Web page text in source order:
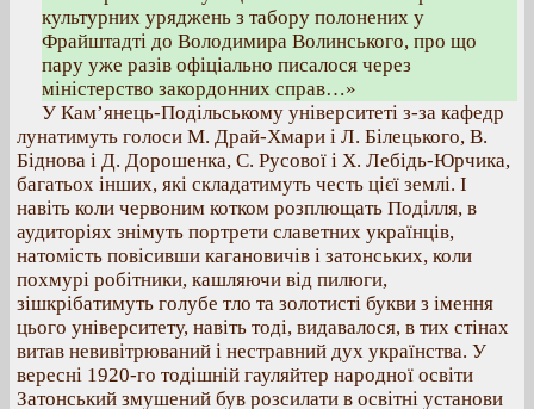
культурних уряджень з табору полонених у
Фрайштадті до Володимира Волинського, про що
пару уже разів офіціально писалося через
міністерство закордонних справ…»
У Кам’янець-Подільському університеті з-за кафедр
лунатимуть голоси М. Драй-Хмари і Л. Білецького, В.
Біднова і Д. Дорошенка, С. Русової і Х. Лебідь-Юрчика,
багатьох інших, які складатимуть честь цієї землі. І
навіть коли червоним котком розплющать Поділля, в
аудиторіях знімуть портрети славетних українців,
натомість повісивши кагановичів і затонських, коли
похмурі робітники, кашляючи від пилюги,
зішкрібатимуть голубе тло та золотисті букви з імення
цього університету, навіть тоді, видавалося, в тих стінах
витав невивітрюваний і нестравний дух українства. У
вересні 1920-го тодішній гауляйтер народної освіти
Затонський змушений був розсилати в освітні установи